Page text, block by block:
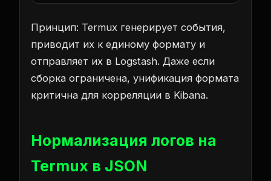
Принцип: Termux генерирует события,
приводит их к единому формату и
отправляет их в Logstash. Даже если
сборка ограничена, унификация формата
критична для корреляции в Kibana.
Нормализация логов на
Termux в JSON